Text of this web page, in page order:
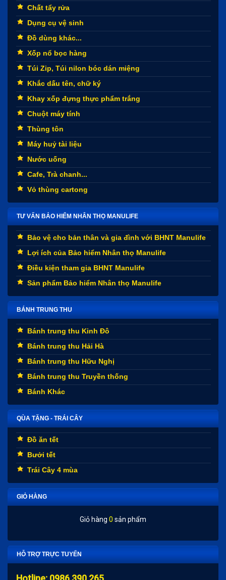
Chất tẩy rửa
Dụng cụ vệ sinh
Đồ dùng khác...
Xốp nổ bọc hàng
Túi Zip, Túi nilon bóc dán miệng
Khắc dấu tên, chữ ký
Khay xốp đựng thực phẩm trắng
Chuột máy tính
Thùng tôn
Máy huỷ tài liệu
Nước uống
Cafe, Trà chanh...
Vỏ thùng cartong
TƯ VẤN BẢO HIỂM NHÂN THỌ MANULIFE
Bảo vệ cho bản thân và gia đình với BHNT Manulife
Lợi ích của Bảo hiểm Nhân thọ Manulife
Điều kiện tham gia BHNT Manulife
Sản phẩm Bảo hiểm Nhân thọ Manulife
BÁNH TRUNG THU
Bánh trung thu Kinh Đô
Bánh trung thu Hải Hà
Bánh trung thu Hữu Nghị
Bánh trung thu Truyền thống
Bánh Khác
QÙA TẶNG - TRÁI CÂY
Đồ ăn tết
Bưởi tết
Trái Cây 4 mùa
GIỎ HÀNG
Giỏ hàng 0 sản phẩm
HỖ TRỢ TRỰC TUYẾN